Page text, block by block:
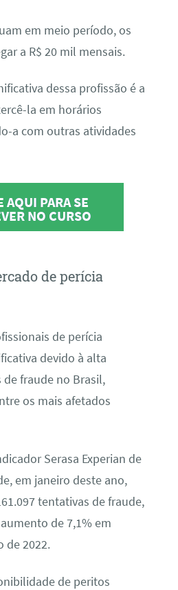
em meio período, os
a R$ 20 mil mensais.
dessa profissão é a
la em horários
a com outras atividades
AQUI PARA SE
NO CURSO
de perícia
de perícia
devido à alta
de fraude no Brasil,
os mais afetados
Serasa Experian de
em janeiro deste ano,
tentativas de fraude,
de 7,1% em
de 2022.
de peritos